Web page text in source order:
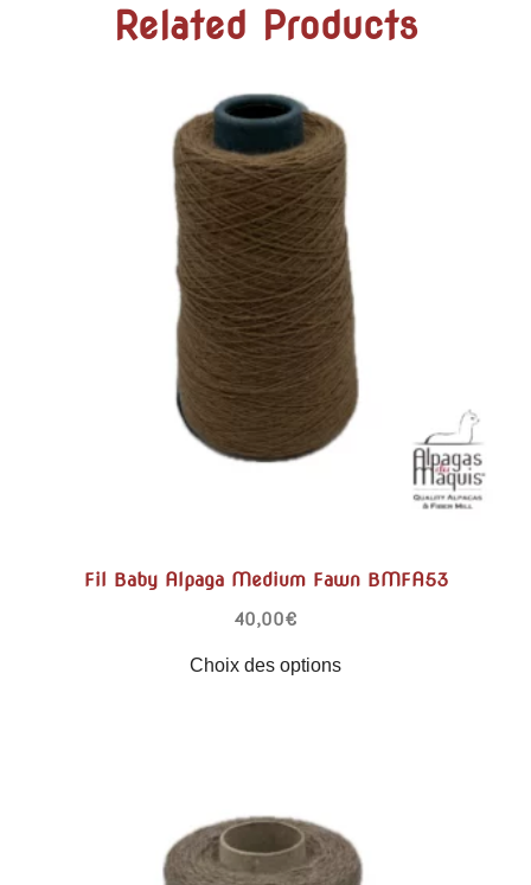
Related Products
Fil Baby Alpaga Medium Fawn BMFA53
40,00€
Choix des options